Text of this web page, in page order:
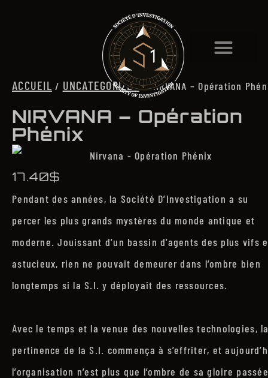
ACCUEIL / UNCATEGORIZED/ NIRVANA – Opération
NIRVANA – Opération
Phénix
17.40$
Pendant des années, la Société D’Investigation a su
percer les plus grands mystères du monde antique et
moderne. Jouissant d’un bassin d’agents des plus vifs
astucieux, rien ne pouvait demeurer dans l’ombre bien
longtemps si la S.I. y déployait des ressources.
Avec le temps et la venue des nouvelles technologies,
pertinence de la S.I. commença à s’effriter, et
l’organisation n’est plus que l’ombre de sa gloire